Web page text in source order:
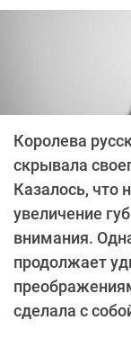
Королева
скрывала
Казалось, что
увеличение
внимания.
продолжает
сделала с